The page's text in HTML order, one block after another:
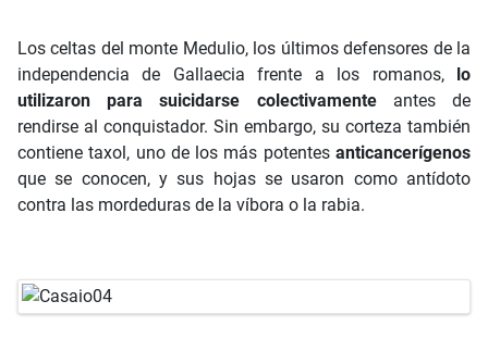
Los celtas del monte Medulio, los últimos defensores de la
independencia de Gallaecia frente a los romanos, lo
utilizaron para suicidarse colectivamenteantes de
rendirse al conquistador. Sin embargo, su corteza también
contiene taxol, uno de los más potentes anticancerígenos
que se conocen, y sus hojas se usaron como antídoto
contra las mordeduras de la víbora o la rabia.